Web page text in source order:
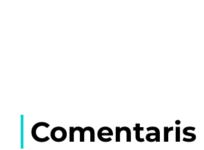
Comentaris